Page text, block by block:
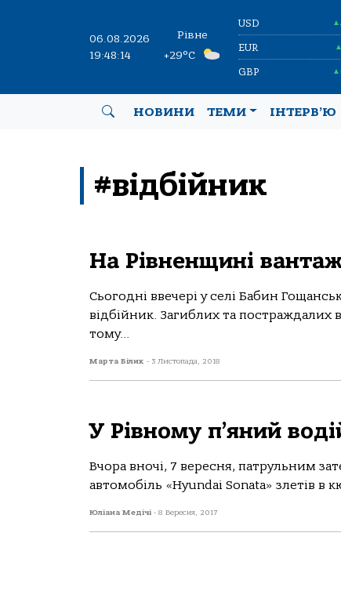
06.08.2026
19:48:14
Рівне
+29°C
USD ▲
EUR ▲
GBP ▲
НОВИНИ ТЕМИ ІНТЕРВ’Ю
#відбійник
На Рівненщині
Сьогодні ввечері у селі Бабин
відбійник. Загиблих та постраждалих
тому...
Марта Білик - 3 Листопада, 2018
У Рівному п’яний
Вчора вночі, 7 вересня, патрульним
автомобіль «Hyundai Sonata» злетів
Юліана Медічі - 8 Вересня, 2017